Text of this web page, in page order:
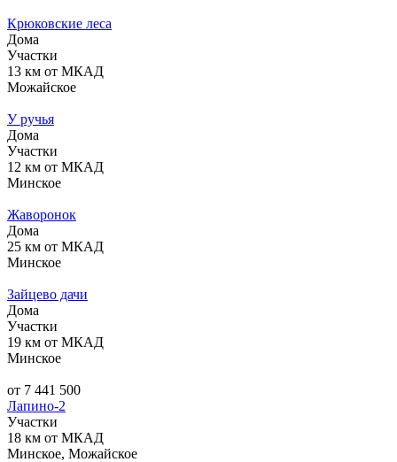
Крюковские леса
Дома
Участки
13 км от МКАД
Можайское
У ручья
Дома
Участки
12 км от МКАД
Минское
Жаворонок
Дома
25 км от МКАД
Минское
Зайцево дачи
Дома
Участки
19 км от МКАД
Минское
от 7 441 500
Лапино-2
Участки
18 км от МКАД
Минское, Можайское